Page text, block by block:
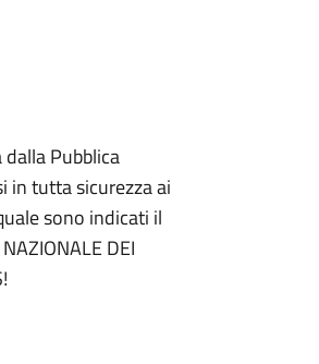
dalla Pubblica
in tutta sicurezza ai
sono indicati il
DEI